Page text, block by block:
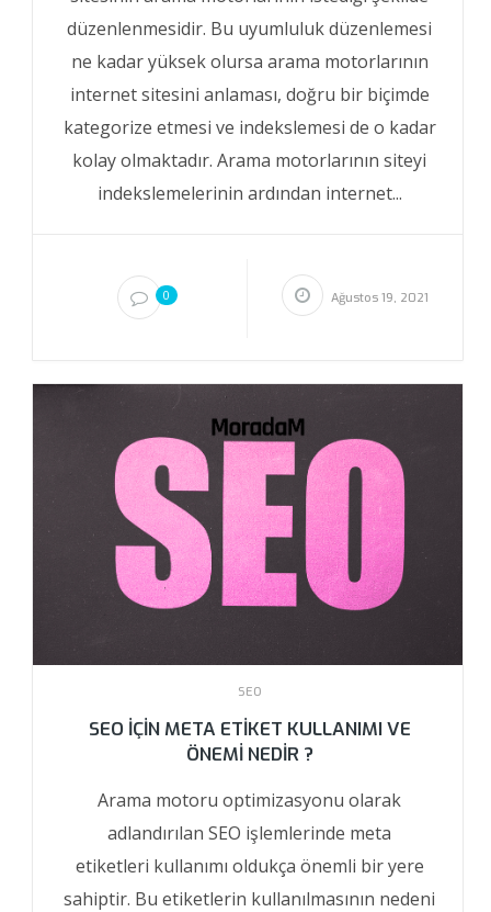
düzenlenmesidir. Bu uyumluluk düzenlemesi
ne kadar yüksek olursa arama motorlarının
internet sitesini anlaması, doğru bir biçimde
kategorize etmesi ve indekslemesi de o kadar
kolay olmaktadır. Arama motorlarının siteyi
indekslemelerinin ardından internet...
0 Ağustos 19, 2021
SEO
SEO IÇIN META ETIKET KULLANIMI VE
ÖNEMI NEDIR ?
Arama motoru optimizasyonu olarak
adlandırılan SEO işlemlerinde meta
etiketleri kullanımı oldukça önemli bir yere
sahiptir. Bu etiketlerin kullanılmasının nedeni